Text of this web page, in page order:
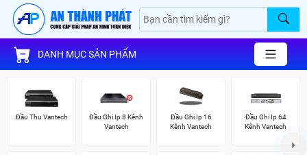
DANH MỤC SẢN PHẨM
Đầu Thu Vantech
Đầu Ghi Ip 8 Kênh
Vantech
Đầu Ghi Ip 16
Kênh Vantech
Đầu Ghi Ip 64
Kênh Vantech